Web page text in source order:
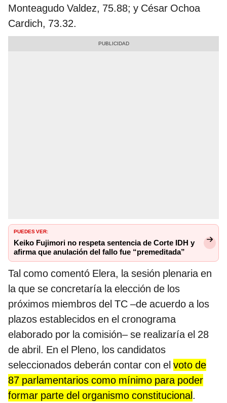
Monteagudo Valdez, 75.88; y César Ochoa
Cardich, 73.32.
PUEDES VER:
Keiko Fujimori no respeta sentencia de Corte IDH y
afirma que anulación del fallo fue “premeditada”
Tal como comentó Elera, la sesión plenaria en
la que se concretaría la elección de los
próximos miembros del TC –de acuerdo a los
plazos establecidos en el cronograma
elaborado por la comisión– se realizaría el 28
de abril. En el Pleno, los candidatos
seleccionados deberán contar con el voto de
87 parlamentarios como mínimo para poder
formar parte del organismo constitucional.